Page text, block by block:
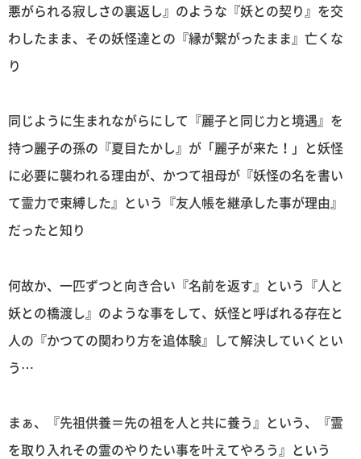
悪がられる寂しさの裏返し』のような『妖との契り』を交
わしたまま、その妖怪達との『縁が繋がったまま』亡くな
り
同じように生まれながらにして『麗子と同じ力と境遇』を
持つ麗子の孫の『夏目たかし』が「麗子が来た！」と妖怪
に必要に襲われる理由が、かつて祖母が『妖怪の名を書い
て霊力で束縛した』という『友人帳を継承した事が理由』
だったと知り
何故か、一匹ずつと向き合い『名前を返す』という『人と
妖との橋渡し』のような事をして、妖怪と呼ばれる存在と
人の『かつての関わり方を追体験』して解決していくとい
う…
まぁ、『先祖供養＝先の祖を人と共に養う』という、『霊
を取り入れその霊のやりたい事を叶えてやろう』という